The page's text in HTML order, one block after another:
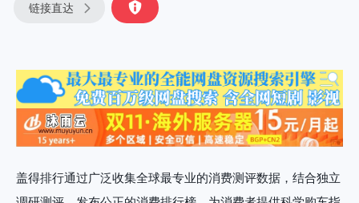
链接直达
盖得排行通过广泛收集全球最专业的消费测评数据，结合独立